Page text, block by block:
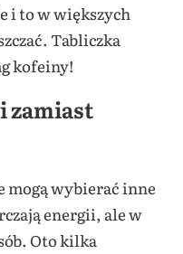
i to w większych
Tabliczka
kofeiny!
zamiast
wybierać inne
energii, ale w
Oto kilka